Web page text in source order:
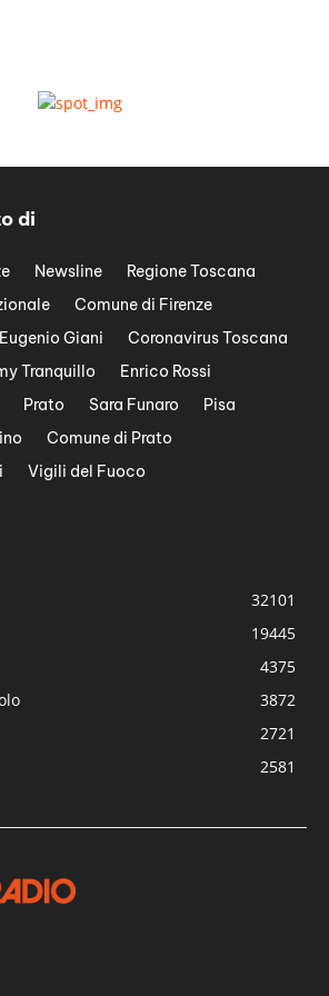
di
Newsline
Regione Toscana
Comune di Firenze
Eugenio Giani
Coronavirus Toscana
Tranquillo
Enrico Rossi
Prato Sara Funaro
Pisa
Comune di Prato
Vigili del Fuoco
32101
19445
4375
3872
2721
2581